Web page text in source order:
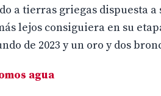
a tierras griegas dispuesta
lejos consiguiera en su
de 2023 y un oro y dos
agua